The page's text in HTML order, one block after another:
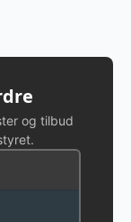
og tilbud